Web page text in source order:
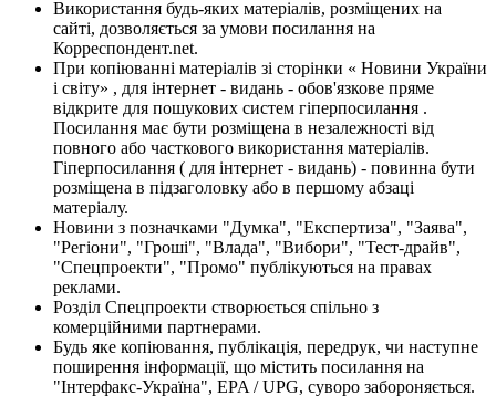
Використання будь-яких матеріалів, розміщених на
сайті, дозволяється за умови посилання на
Корреспондент.net.
При копіюванні матеріалів зі сторінки « Новини України
і світу» , для інтернет - видань - обов'язкове пряме
відкрите для пошукових систем гіперпосилання .
Посилання має бути розміщена в незалежності від
повного або часткового використання матеріалів.
Гіперпосилання ( для інтернет - видань) - повинна бути
розміщена в підзаголовку або в першому абзаці
матеріалу.
Новини з позначками "Думка", "Експертиза", "Заява",
"Регіони", "Гроші", "Влада", "Вибори", "Тест-драйв",
"Спецпроекти", "Промо" публікуються на правах
реклами.
Розділ Спецпроекти створюється спільно з
комерційними партнерами.
Будь яке копіювання, публікація, передрук, чи наступне
поширення інформації, що містить посилання на
"Інтерфакс-Україна", EPA / UPG, суворо забороняється.